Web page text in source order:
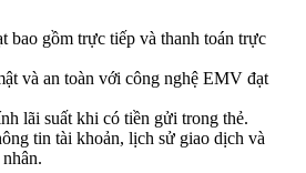
bao gồm trực tiếp và thanh toán trực
và an toàn với công nghệ EMV đạt
lãi suất khi có tiền gửi trong thẻ.
tin tài khoản, lịch sử giao dịch và